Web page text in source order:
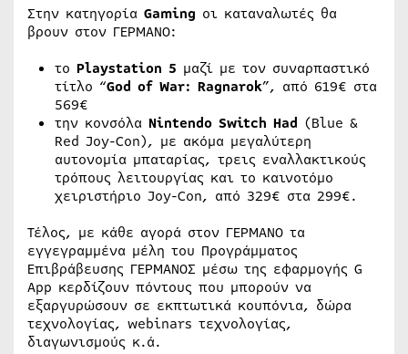
Στην κατηγορία Gaming οι καταναλωτές θα
βρουν στον ΓΕΡΜΑΝΟ:
το Playstation 5 μαζί με τον συναρπαστικό
τίτλο “God of War: Ragnarok”, από 619€ στα
569€
την κονσόλα Nintendo Switch Had (Blue &
Red Joy-Con), με ακόμα μεγαλύτερη
αυτονομία μπαταρίας, τρεις εναλλακτικούς
τρόπους λειτουργίας και το καινοτόμο
χειριστήριο Joy-Con, από 329€ στα 299€.
Τέλος, με κάθε αγορά στον ΓΕΡΜΑΝΟ τα
εγγεγραμμένα μέλη του Προγράμματος
Επιβράβευσης ΓΕΡΜΑΝΟΣ μέσω της εφαρμογής G
App κερδίζουν πόντους που μπορούν να
εξαργυρώσουν σε εκπτωτικά κουπόνια, δώρα
τεχνολογίας, webinars τεχνολογίας,
διαγωνισμούς κ.ά.